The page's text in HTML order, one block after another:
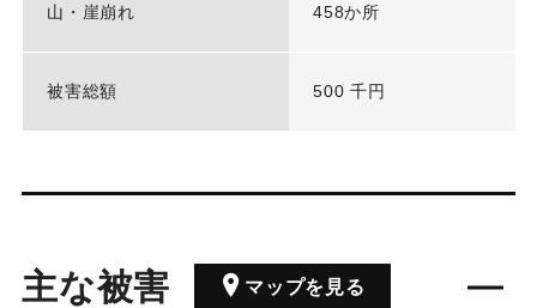
山・崖崩れ 458か所
被害総額 500 千円
主な被害 マップを見る